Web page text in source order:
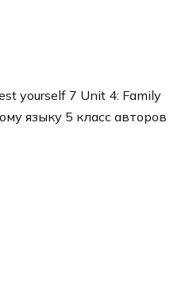
yourself 7 Unit 4: Family
языку 5 класс авторов